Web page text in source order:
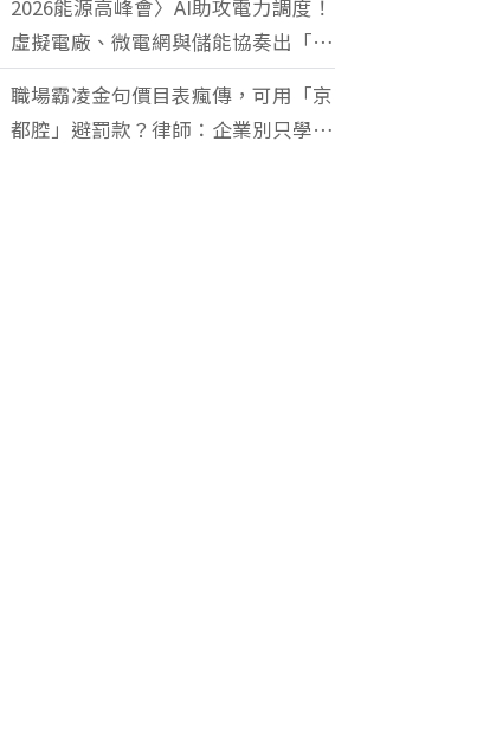
2026能源高峰會〉AI助攻電力調度！
虛擬電廠、微電網與儲能協奏出「能
源交響樂」
職場霸凌金句價目表瘋傳，可用「京
都腔」避罰款？律師：企業別只學安